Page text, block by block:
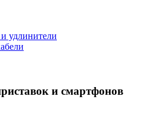
удлинители
и смартфонов